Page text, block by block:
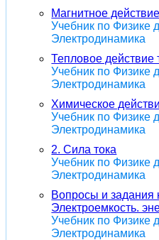
Магнитное
Учебник по Физике
Электродинамика
Тепловое действие
Учебник по Физике
Электродинамика
Химическое
Учебник по Физике
Электродинамика
2. Сила тока
Учебник по Физике
Электродинамика
Вопросы и задания
Электроемкость.
Учебник по Физике
Электродинамика